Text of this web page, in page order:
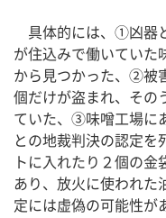
具体的には、①凶器
が住込みで働いていた
から見つかった、②被
個だけが盗まれ、その
ていた、③味噌工場
との地裁判決の認定を
トに入れたり２個の
あり、放火に使われた
定には虚偽の可能性が